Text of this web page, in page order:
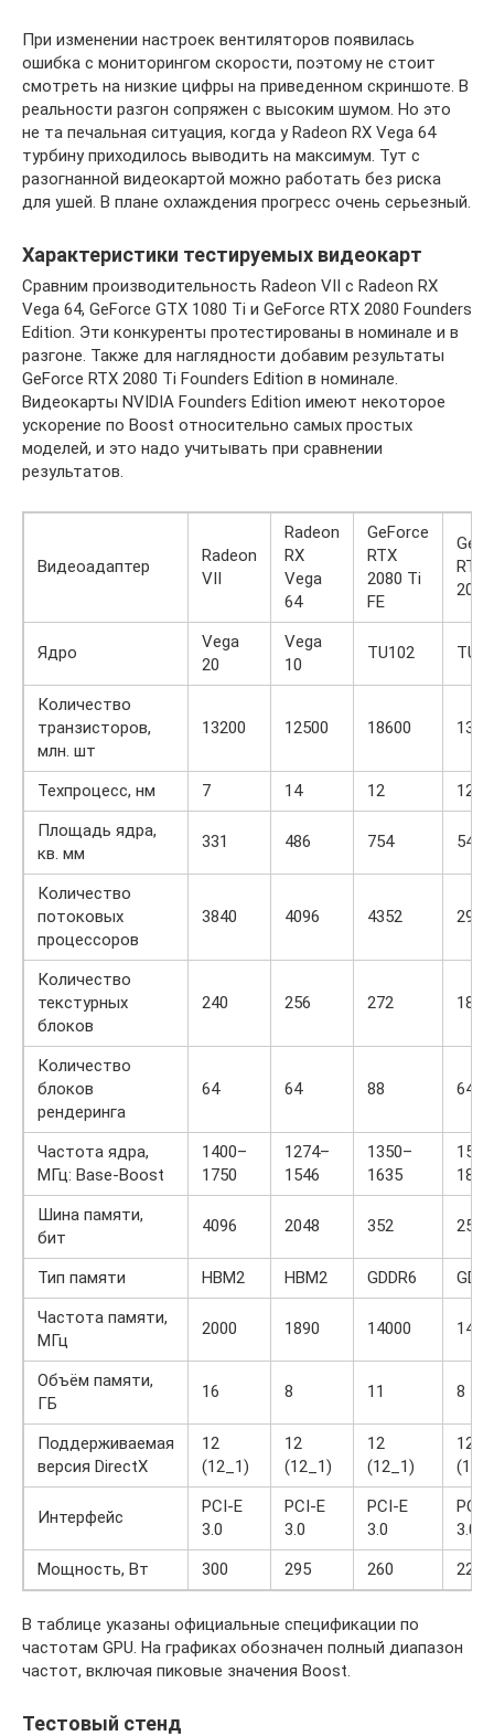
При изменении настроек вентиляторов появилась
ошибка с мониторингом скорости, поэтому не стоит
смотреть на низкие цифры на приведенном скриншоте. В
реальности разгон сопряжен с высоким шумом. Но это
не та печальная ситуация, когда у Radeon RX Vega 64
турбину приходилось выводить на максимум. Тут с
разогнанной видеокартой можно работать без риска
для ушей. В плане охлаждения прогресс очень серьезный.
Характеристики тестируемых видеокарт
Сравним производительность Radeon VII с Radeon RX
Vega 64, GeForce GTX 1080 Ti и GeForce RTX 2080 Founders
Edition. Эти конкуренты протестированы в номинале и в
разгоне. Также для наглядности добавим результаты
GeForce RTX 2080 Ti Founders Edition в номинале.
Видеокарты NVIDIA Founders Edition имеют некоторое
ускорение по Boost относительно самых простых
моделей, и это надо учитывать при сравнении
результатов.
Видеоадаптер
Radeon
VII
Radeon
RX
Vega
64
GeForce
RTX
2080 Ti
FE
RTX
2080
Ядро
Vega
20
Vega
10
TU102
Количество
транзисторов,
млн. шт
13200 12500 18600
Техпроцесс, нм 7 14 12
12
Площадь ядра,
кв. мм
331 486 754 545
Количество
потоковых
процессоров
3840 4096 4352 2944
Количество
текстурных
блоков
240 256 272 184
Количество
блоков
рендеринга
64 64 88 64
Частота ядра,
МГц: Base-Boost
1400–
1750
1274–
1546
1350–
1635
1800
Шина памяти,
бит
4096 2048 352 256
Тип памяти HBM2 HBM2 GDDR6
Частота памяти,
МГц
2000 1890 14000
Объём памяти,
ГБ
16 8 11 8
Поддерживаемая
версия DirectX
12
(12_1)
12
(12_1)
12
(12_1)
12
Интерфейс
PCI-E
3.0
PCI-E
3.0
PCI-E
3.0
PCI-
3.0
Мощность, Вт
300 295 260 225
В таблице указаны официальные спецификации по
частотам GPU. На графиках обозначен полный диапазон
частот, включая пиковые значения Boost.
Тестовый стенд